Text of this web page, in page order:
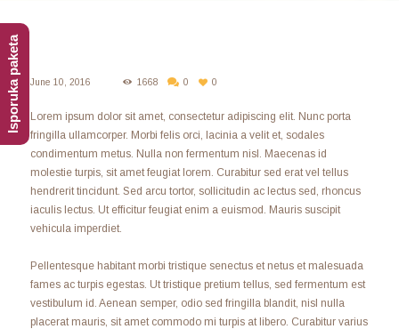
June 10, 2016 1668 0 0
Lorem ipsum dolor sit amet, consectetur adipiscing elit. Nunc porta
fringilla ullamcorper. Morbi felis orci, lacinia a velit et, sodales
condimentum metus. Nulla non fermentum nisl. Maecenas id
molestie turpis, sit amet feugiat lorem. Curabitur sed erat vel tellus
hendrerit tincidunt. Sed arcu tortor, sollicitudin ac lectus sed, rhoncus
iaculis lectus. Ut efficitur feugiat enim a euismod. Mauris suscipit
vehicula imperdiet.
Pellentesque habitant morbi tristique senectus et netus et malesuada
fames ac turpis egestas. Ut tristique pretium tellus, sed fermentum est
vestibulum id. Aenean semper, odio sed fringilla blandit, nisl nulla
placerat mauris, sit amet commodo mi turpis at libero. Curabitur varius
Isporuka paketa